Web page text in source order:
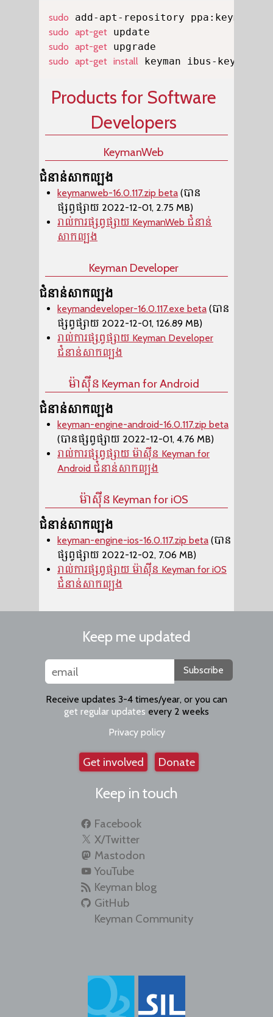
sudo
sudo apt-get
sudo apt-get
sudo apt-get install keyman ibus-keyman
Products for Software
Developers
KeymanWeb
ជំនាន់សាកល្បង
keymanweb-16.0.117.zip beta (បាន
ផ្សព្វផ្សាយ 2022-12-01, 2.75 MB)
រាល់ការផ្សព្វផ្សាយ KeymanWeb ជំនាន់
សាកល្បង
Keyman Developer
ជំនាន់សាកល្បង
keymandeveloper-16.0.117.exe beta (បាន
ផ្សព្វផ្សាយ 2022-12-01, 126.89 MB)
រាល់ការផ្សព្វផ្សាយ Keyman Developer
ជំនាន់សាកល្បង
ម៉ាស៊ីន​ Keyman for Android
ជំនាន់សាកល្បង
keyman-engine-android-16.0.117.zip beta
(បានផ្សព្វផ្សាយ 2022-12-01, 4.76 MB)
រាល់ការផ្សព្វផ្សាយ ម៉ាស៊ីន​ Keyman for
Android ជំនាន់សាកល្បង
ម៉ាស៊ីន​ Keyman for iOS
ជំនាន់សាកល្បង
keyman-engine-ios-16.0.117.zip beta (បាន
ផ្សព្វផ្សាយ 2022-12-02, 7.06 MB)
រាល់ការផ្សព្វផ្សាយ ម៉ាស៊ីន​ Keyman for iOS
ជំនាន់សាកល្បង
Keep me updated
Subscribe
Receive updates 3-4 times/year, or you can
get regular updates every 2 weeks
Privacy policy
Get involved Donate
Keep in touch
Facebook
X/Twitter
Mastodon
YouTube
Keyman blog
GitHub
Keyman Community